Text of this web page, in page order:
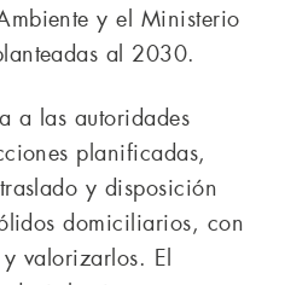
y el Ministerio
al 2030.
a las autoridades
planificadas,
y disposición
domiciliarios, con
valorizarlos. El